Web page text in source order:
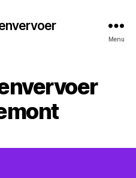
Menu